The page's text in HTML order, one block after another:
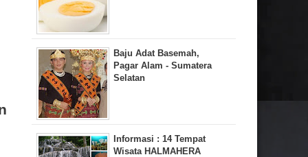
Baju Adat Basemah,
Pagar Alam - Sumatera
Selatan
Informasi : 14 Tempat
Wisata HALMAHERA